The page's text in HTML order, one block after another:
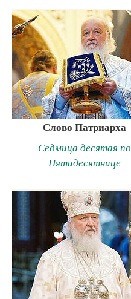
Слово Патриарха
Седмица десятая по
Пятидесятнице